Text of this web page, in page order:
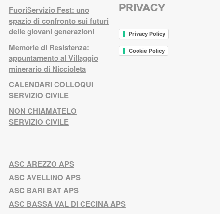
ASC AREZZO APS
ASC AVELLINO APS
ASC BARI BAT APS
ASC BASSA VAL DI CECINA APS
FuoriServizio Fest: uno
spazio di confronto sui futuri
delle giovani generazioni
Memorie di Resistenza:
appuntamento al Villaggio
minerario di Niccioleta
CALENDARI COLLOQUI
SERVIZIO CIVILE
NON CHIAMATELO
SERVIZIO CIVILE
PRIVACY
Privacy Policy
Cookie Policy